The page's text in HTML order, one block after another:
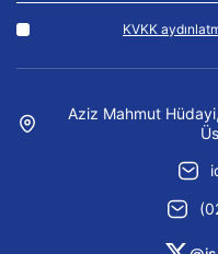
KVKK
Aziz Mahmut